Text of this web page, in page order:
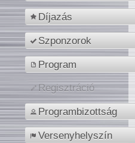
Díjazás
Szponzorok
Program
Regisztráció
Programbizottság
Versenyhelyszín